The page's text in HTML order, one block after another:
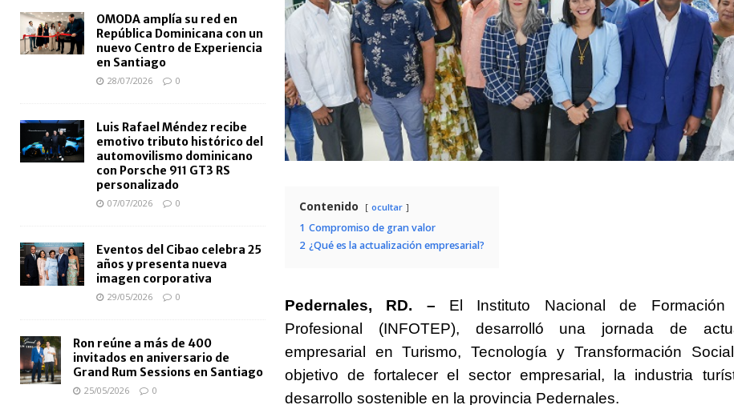
[ 04/08/2026 ] Turismo dominicano rompe récord con 7,7 millones de visitantes hasta julio de 2026 NACIONALES
Contenido ocultar
1 Compromiso de gran valor
2 ¿Qué es la actualización empresarial?
Pedernales, RD. – El Instituto Nacional de Formación
Profesional (INFOTEP), desarrolló una jornada de
empresarial en Turismo, Tecnología y Transformación
objetivo de fortalecer el sector empresarial, la industria
desarrollo sostenible en la provincia Pedernales.
OMODA amplía su red en
República Dominicana con un
nuevo Centro de Experiencia
en Santiago
28/07/2026 0
Luis Rafael Méndez recibe
emotivo tributo histórico del
automovilismo dominicano
con Porsche 911 GT3 RS
personalizado
07/07/2026 0
Eventos del Cibao celebra 25
años y presenta nueva
imagen corporativa
29/05/2026 0
Ron reúne a más de 400
invitados en aniversario de
Grand Rum Sessions en Santiago
25/05/2026 0